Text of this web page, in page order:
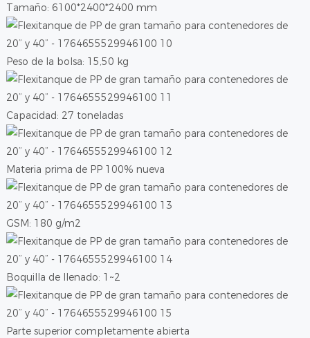
Tamaño: 6100*2400*2400 mm
Peso de la bolsa: 15,50 kg
Capacidad: 27 toneladas
Materia prima de PP 100% nueva
GSM: 180 g/m2
Boquilla de llenado: 1~2
Parte superior completamente abierta